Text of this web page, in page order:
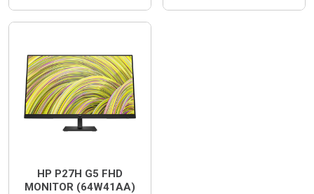
HP P27H G5 FHD
MONITOR (64W41AA)